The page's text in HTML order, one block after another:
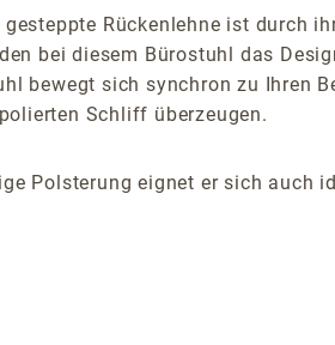
Rückenlehne ist durch
bei diesem Bürostuhl das
bewegt sich synchron zu Ihren
Schliff überzeugen.
Polsterung eignet er sich auch